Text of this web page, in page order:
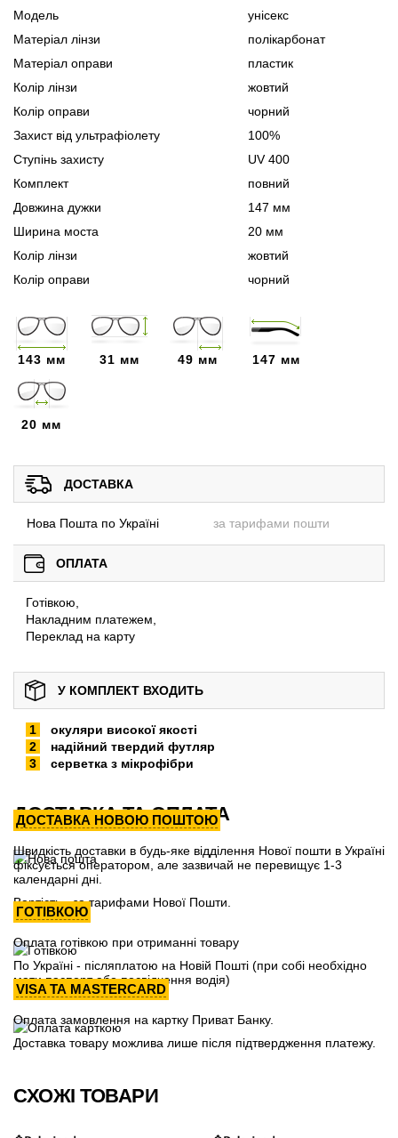
Модель
унісекс
Матеріал лінзи
полікарбонат
Матеріал оправи
пластик
Колір лінзи
жовтий
Колір оправи
чорний
Захист від ультрафіолету
100%
Ступінь захисту
UV 400
Комплект
повний
Довжина дужки
147 мм
Ширина моста
20 мм
Колір лінзи
жовтий
Колір оправи
чорний
143 мм 31 мм 49 мм 147 мм
20 мм
ДОСТАВКА
Нова Пошта по Україні за тарифами пошти
ОПЛАТА
Готівкою,
Накладним платежем,
Переклад на карту
У КОМПЛЕКТ ВХОДИТЬ
окуляри високої якості
надійний твердий футляр
серветка з мікрофібри
ДОСТАВКА ТА ОПЛАТА
ДОСТАВКА НОВОЮ ПОШТОЮ
Швидкість доставки в будь-яке відділення Нової пошти в Україні
фіксується оператором, але зазвичай не перевищує 1-3
календарні дні.
Вартість - за тарифами Нової Пошти.
ГОТІВКОЮ
Оплата готівкою при отриманні товару
По Україні - післяплатою на Новій Пошті (при собі необхідно
мати паспорт або посвідчення водія)
VISA ТА MASTERCARD
Оплата замовлення на картку Приват Банку.
Доставка товару можлива лише після підтвердження платежу.
СХОЖІ ТОВАРИ